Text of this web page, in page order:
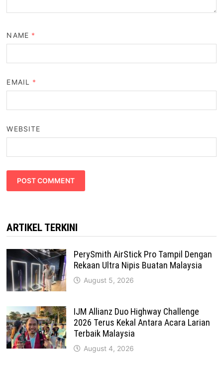
NAME *
EMAIL *
WEBSITE
ARTIKEL TERKINI
PerySmith AirStick Pro Tampil Dengan
Rekaan Ultra Nipis Buatan Malaysia
August 5, 2026
IJM Allianz Duo Highway Challenge
2026 Terus Kekal Antara Acara Larian
Terbaik Malaysia
August 4, 2026